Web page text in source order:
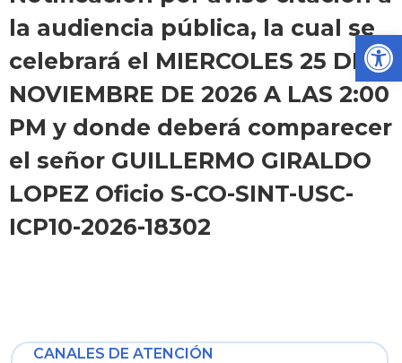
la audiencia pública, la cual se
celebrará el MIERCOLES 25 DE
NOVIEMBRE DE 2026 A LAS 2:00
PM y donde deberá comparecer
el señor GUILLERMO GIRALDO
LOPEZ Oficio S-CO-SINT-USC-
ICP10-2026-18302
CANALES DE ATENCIÓN